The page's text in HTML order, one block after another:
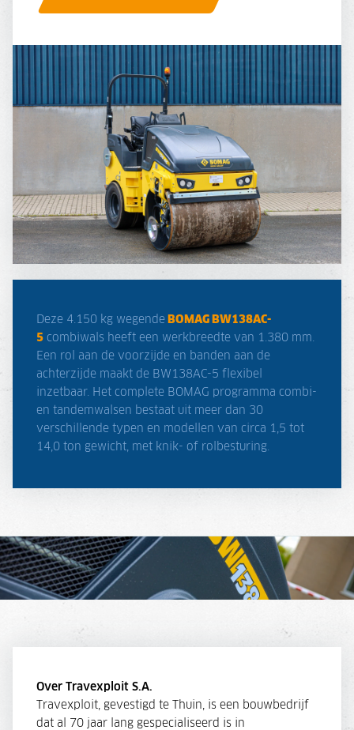
Deze 4.150 kg wegende BOMAG BW138AC-
5 combiwals heeft een werkbreedte van 1.380 mm.
Een rol aan de voorzijde en banden aan de
achterzijde maakt de BW138AC-5 flexibel
inzetbaar. Het complete BOMAG programma combi-
en tandemwalsen bestaat uit meer dan 30
verschillende typen en modellen van circa 1,5 tot
14,0 ton gewicht, met knik- of rolbesturing.
Over Travexploit S.A.
Travexploit, gevestigd te Thuin, is een bouwbedrijf
dat al 70 jaar lang gespecialiseerd is in